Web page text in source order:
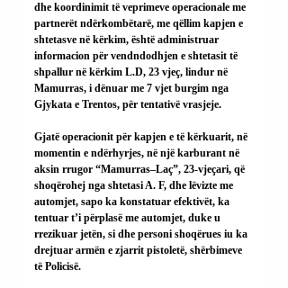
dhe koordinimit të veprimeve operacionale me
partnerët ndërkombëtarë, me qëllim kapjen e
shtetasve në kërkim, është administruar
informacion për vendndodhjen e shtetasit të
shpallur në kërkim L.D, 23 vjeç, lindur në
Mamurras, i dënuar me 7 vjet burgim nga
Gjykata e Trentos, për tentativë vrasjeje.
Gjatë operacionit për kapjen e të kërkuarit, në
momentin e ndërhyrjes, në një karburant në
aksin rrugor “Mamurras–Laç”, 23-vjeçari, që
shoqërohej nga shtetasi A. F, dhe lëvizte me
automjet, sapo ka konstatuar efektivët, ka
tentuar t’i përplasë me automjet, duke u
rrezikuar jetën, si dhe personi shoqërues iu ka
drejtuar armën e zjarrit pistoletë, shërbimeve
të Policisë.